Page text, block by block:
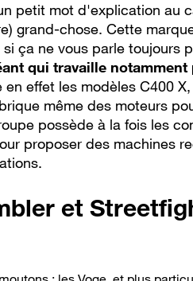
petit mot d'explication au
grand-chose. Cette
si ça ne vous parle toujours
qui travaille notamment
effet les modèles C400
même des moteurs
possède à la fois les
proposer des machines
et